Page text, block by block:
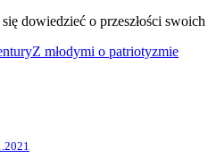
dowiedzieć o przeszłości
Z młodymi o patriotyzmie